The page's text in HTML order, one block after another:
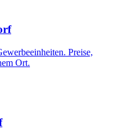
Preise,
Ort.